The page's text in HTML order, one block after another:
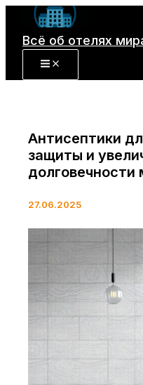
Перейти
содержимому
Всё об отелях
Антисептики
защиты и
долговечности
27.06.2025